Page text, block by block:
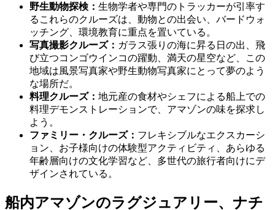
野生動物探検： 生物学者や専門のトラッカーが引率す
るこれらのクルーズは、動物との出会い、バードウォ
ッチング、環境教育に重点を置いている。
写真撮影クルーズ： ガラス張りの海に昇る日の出、飛
び立つコンゴウインコの躍動、満天の星空など、この
地域は風景写真家や野生動物写真家にとって夢のよう
な場所だ。
料理クルーズ： 地元産の食材やシェフによる船上での
料理デモンストレーションで、アマゾンの味を探求し
よう。
ファミリー・クルーズ： フレキシブルなエクスカーシ
ョン、お子様向けの体験型アクティビティ、あらゆる
年齢層向けの文化学習など、多世代の旅行者向けにデ
ザインされている。
船内アマゾンのラグジュアリー、ナチ